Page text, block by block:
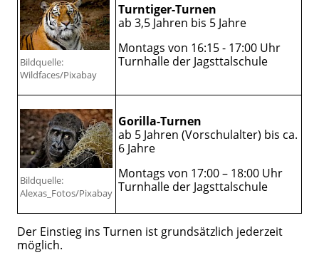
Bildquelle:
Wildfaces/Pixabay
Turntiger-Turnen
ab 3,5 Jahren bis 5 Jahre
Montags von 16:15 - 17:00 Uhr
Turnhalle der Jagsttalschule
Bildquelle:
Alexas_Fotos/Pixabay
Gorilla-Turnen
ab 5 Jahren (Vorschulalter) bis ca.
6 Jahre
Montags von 17:00 – 18:00 Uhr
Turnhalle der Jagsttalschule
Der Einstieg ins Turnen ist grundsätzlich jederzeit
möglich.